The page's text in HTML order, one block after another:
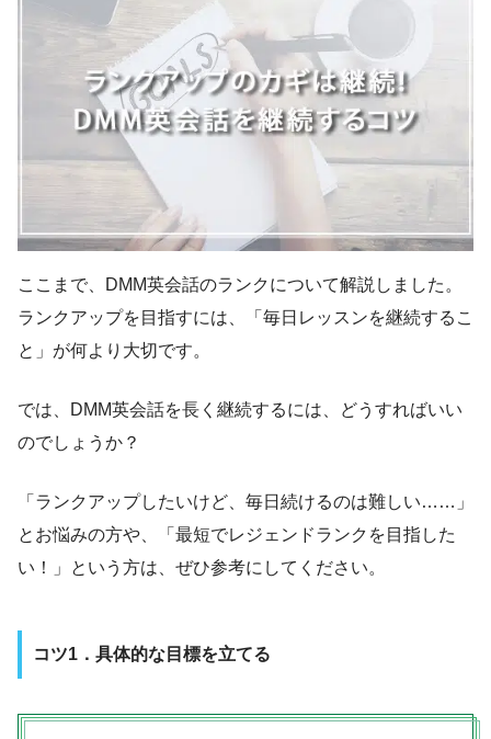
ここまで、DMM英会話のランクについて解説しました。
ランクアップを目指すには、「毎日レッスンを継続するこ
と」が何より大切です。
では、DMM英会話を長く継続するには、どうすればいい
のでしょうか？
「ランクアップしたいけど、毎日続けるのは難しい……」
とお悩みの方や、「最短でレジェンドランクを目指した
い！」という方は、ぜひ参考にしてください。
コツ1．具体的な目標を立てる